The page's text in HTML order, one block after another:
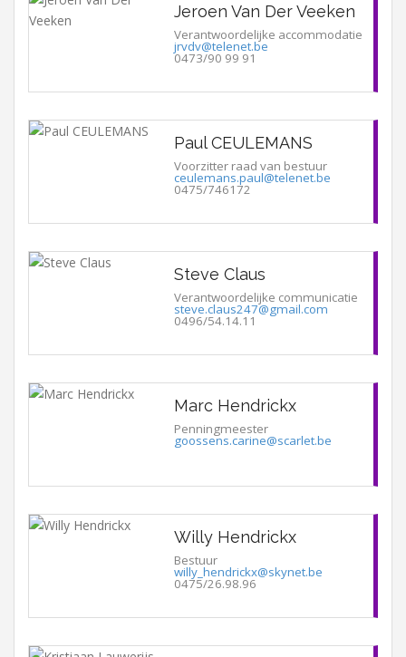
Jeroen Van Der Veeken
Verantwoordelijke accommodatie
jrvdv@telenet.be
0473/90 99 91
Paul CEULEMANS
Voorzitter raad van bestuur
ceulemans.paul@telenet.be
0475/746172
Steve Claus
Verantwoordelijke communicatie
steve.claus247@gmail.com
0496/54.14.11
Marc Hendrickx
Penningmeester
goossens.carine@scarlet.be
Willy Hendrickx
Bestuur
willy_hendrickx@skynet.be
0475/26.98.96